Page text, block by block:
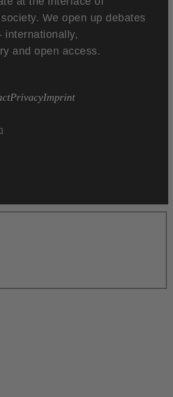
We open up debates
internationally,
and open access.
PrivacyImprint